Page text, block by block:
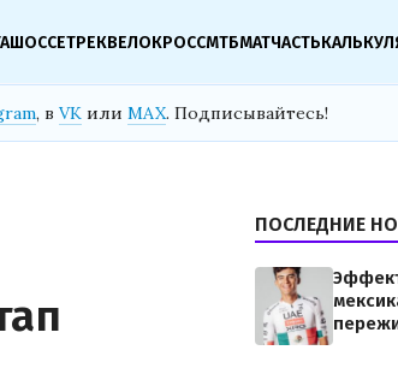
ШОССЕТРЕКВЕЛОКРОССМТБМАТЧАСТЬ
, в VK или MAX. Подписывайтесь!
ПОСЛЕДНИЕ